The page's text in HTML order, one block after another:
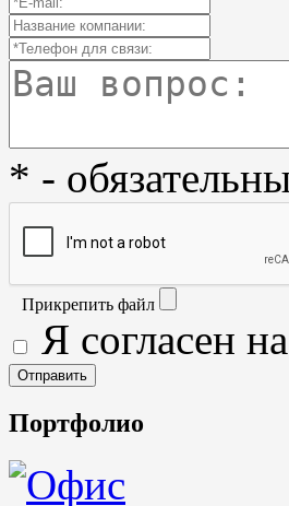
* -
Прикрепить файл
Я согласен на
Портфолио